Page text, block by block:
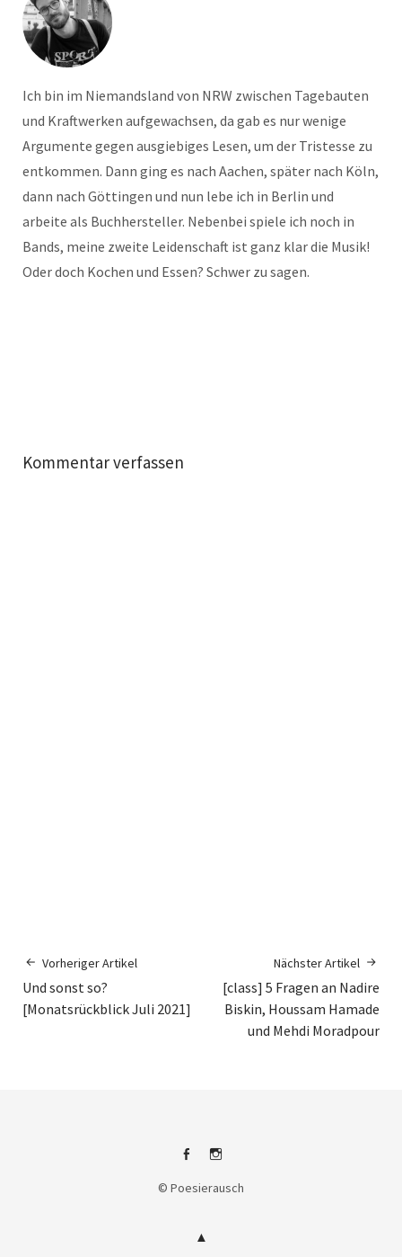
Ich bin im Niemandsland von NRW zwischen Tagebauten
und Kraftwerken aufgewachsen, da gab es nur wenige
Argumente gegen ausgiebiges Lesen, um der Tristesse zu
entkommen. Dann ging es nach Aachen, später nach Köln,
dann nach Göttingen und nun lebe ich in Berlin und
arbeite als Buchhersteller. Nebenbei spiele ich noch in
Bands, meine zweite Leidenschaft ist ganz klar die Musik!
Oder doch Kochen und Essen? Schwer zu sagen.
Kommentar verfassen
Vorheriger Artikel
Und sonst so?
[Monatsrückblick Juli 2021]
Nächster Artikel
[class] 5 Fragen an Nadire
Biskin, Houssam Hamade
und Mehdi Moradpour
FacebookInstagram
© Poesierausch